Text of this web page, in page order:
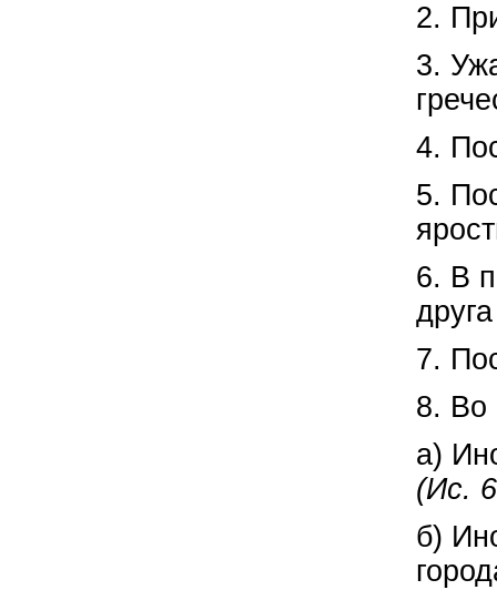
2.
3.
4.
5.
6. В
7.
8. Во
а)
(Ис.
б)